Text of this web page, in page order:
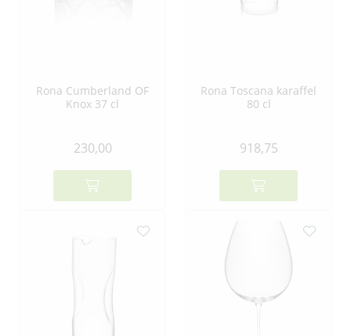
Rona Cumberland OF
Knox 37 cl
230,00
Rona Toscana karaffel
80 cl
918,75